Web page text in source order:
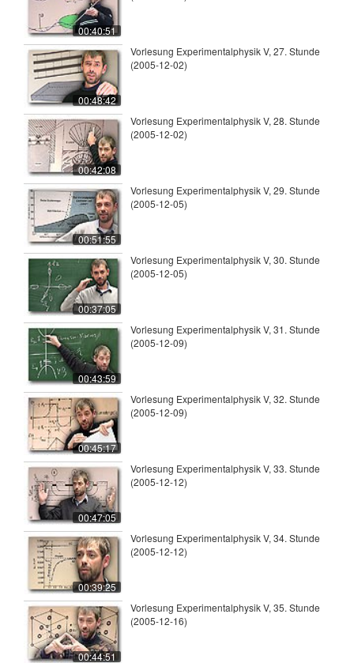
00:40:51
00:48:42
Vorlesung Experimentalphysik V, 27. Stunde
(2005-12-02)
00:42:08
Vorlesung Experimentalphysik V, 28. Stunde
(2005-12-02)
00:51:55
Vorlesung Experimentalphysik V, 29. Stunde
(2005-12-05)
00:37:05
Vorlesung Experimentalphysik V, 30. Stunde
(2005-12-05)
00:43:59
Vorlesung Experimentalphysik V, 31. Stunde
(2005-12-09)
00:45:17
Vorlesung Experimentalphysik V, 32. Stunde
(2005-12-09)
00:47:05
Vorlesung Experimentalphysik V, 33. Stunde
(2005-12-12)
00:39:25
Vorlesung Experimentalphysik V, 34. Stunde
(2005-12-12)
00:44:51
Vorlesung Experimentalphysik V, 35. Stunde
(2005-12-16)